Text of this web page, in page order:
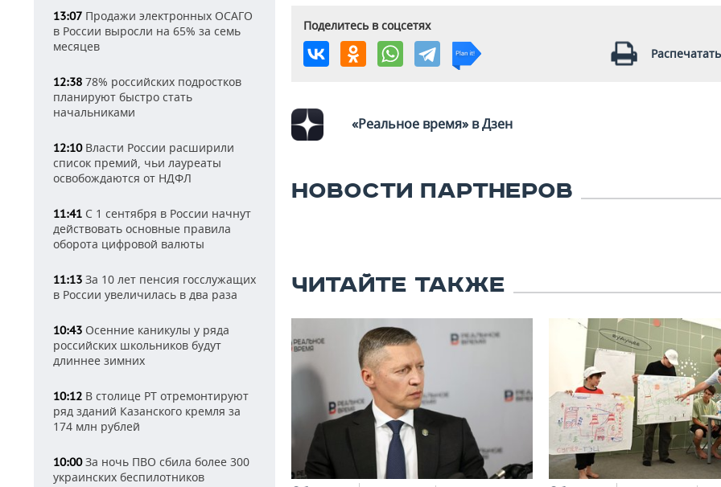
13:07 Продажи электронных ОСАГО
в России выросли на 65% за семь
месяцев
12:38 78% российских подростков
планируют быстро стать
начальниками
12:10Власти России расширили
список премий, чьи лауреаты
освобождаются от НДФЛ
11:41 С 1 сентября в России начнут
действовать основные правила
оборота цифровой валюты
11:13 За 10 лет пенсия госслужащих
в России увеличилась в два раза
10:43 Осенние каникулы у ряда
российских школьников будут
длиннее зимних
10:12 В столице РТ отремонтируют
ряд зданий Казанского кремля за
174 млн рублей
10:00За ночь ПВО сбила более 300
украинских беспилотников
Поделитесь в соцсетях
«Реальное время» в Дзен
НОВОСТИ ПАРТНЕРОВ
ЧИТАЙТЕ ТАКЖЕ